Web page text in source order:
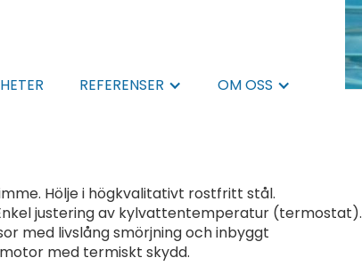
REFERENSER OM OSS
Hölje i högkvalitativt rostfritt stål.
justering av kylvattentemperatur (termostat).
med livslång smörjning och inbyggt
med termiskt skydd.